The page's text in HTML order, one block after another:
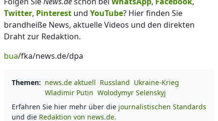
Twitter, Pinterest und YouTube? Hier finden Sie
brandheiße News, aktuelle Videos und den direkten
Draht zur Redaktion.
bua/fka/news.de/dpa
Themen: news.de aktuell Russland Ukraine-Krieg
Wladimir Putin Wolodymyr Selenskyj
Erfahren Sie hier mehr über die journalistischen Standards
und die Redaktion von news.de.